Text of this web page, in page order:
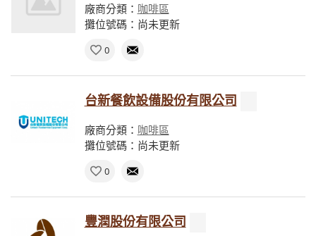
廠商分類： 咖啡區
攤位號碼：尚未更新
0
台新餐飲設備股份有限公司
廠商分類： 咖啡區
攤位號碼：尚未更新
0
豐潤股份有限公司